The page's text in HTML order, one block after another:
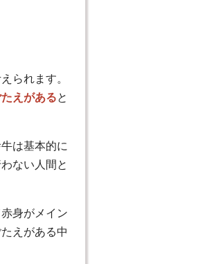
られます。
えがあると
は基本的に
ない人間と
身がメイン
えがある中